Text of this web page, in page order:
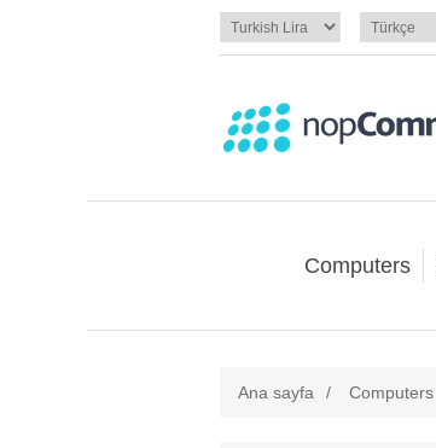
Computers
Ana sayfa / Computers